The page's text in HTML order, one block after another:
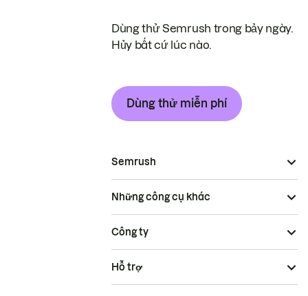
Dùng thử Semrush trong bảy ngày.
Hủy bất cứ lúc nào.
Dùng thử miễn phí
Semrush
Những công cụ khác
Công ty
Hỗ trợ